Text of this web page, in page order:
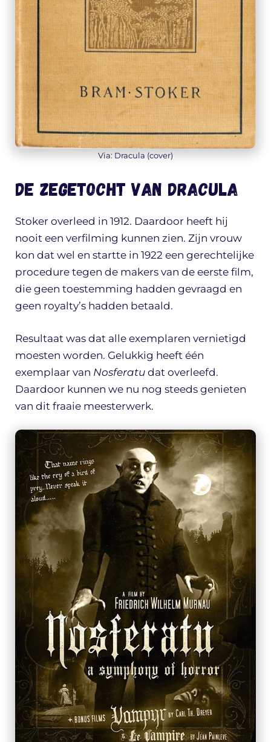
Via: Dracula (cover)
De zegetocht van Dracula
Stoker overleed in 1912. Daardoor heeft hij
nooit een verfilming kunnen zien. Zijn vrouw
kon dat wel en startte in 1922 een gerechtelijke
procedure tegen de makers van de eerste film,
die geen toestemming hadden gevraagd en
geen royalty’s hadden betaald.
Resultaat was dat alle exemplaren vernietigd
moesten worden. Gelukkig heeft één
exemplaar van Nosferatu dat overleefd.
Daardoor kunnen we nu nog steeds genieten
van dit fraaie meesterwerk.